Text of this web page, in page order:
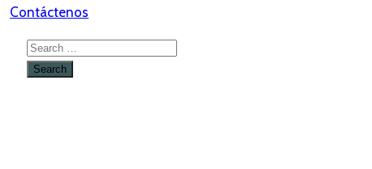
Contáctenos